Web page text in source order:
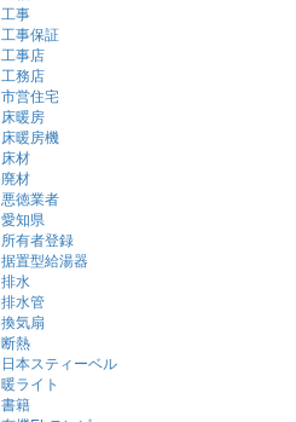
工事
工事保証
工事店
工務店
市営住宅
床暖房
床暖房機
床材
廃材
悪徳業者
愛知県
所有者登録
据置型給湯器
排水
排水管
換気扇
断熱
日本スティーベル
暖ライト
書籍